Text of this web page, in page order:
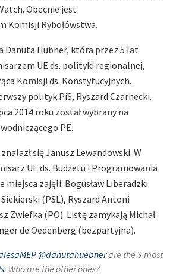
Obecnie jest
Komisji Rybołówstwa.
Danuta Hübner, która przez 5 lat
UE ds. polityki regionalnej,
Komisji ds. Konstytucyjnych.
polityk PiS, Ryszard Czarnecki.
2014 roku został wybrany na
PE.
się Janusz Lewandowski. W
UE ds. Budżetu i Programowania
miejsca zajęli: Bogusław Liberadzki
Siekierski (PSL), Ryszard Antoni
Zwiefka (PO). Listę zamykają Michał
de Oedenberg (bezpartyjna).
@danutahuebnerare the 3 most
. Who are the other ones?